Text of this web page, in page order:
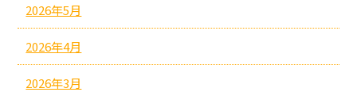
2026年5月
2026年4月
2026年3月